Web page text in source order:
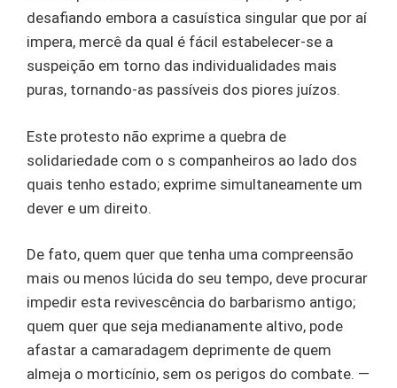
desafiando embora a casuística singular que por aí
impera, mercê da qual é fácil estabelecer-se a
suspeição em torno das individualidades mais
puras, tornando-as passíveis dos piores juízos.
Este protesto não exprime a quebra de
solidariedade com o s companheiros ao lado dos
quais tenho estado; exprime simultaneamente um
dever e um direito.
De fato, quem quer que tenha uma compreensão
mais ou menos lúcida do seu tempo, deve procurar
impedir esta revivescência do barbarismo antigo;
quem quer que seja medianamente altivo, pode
afastar a camaradagem deprimente de quem
almeja o morticínio, sem os perigos do combate. —